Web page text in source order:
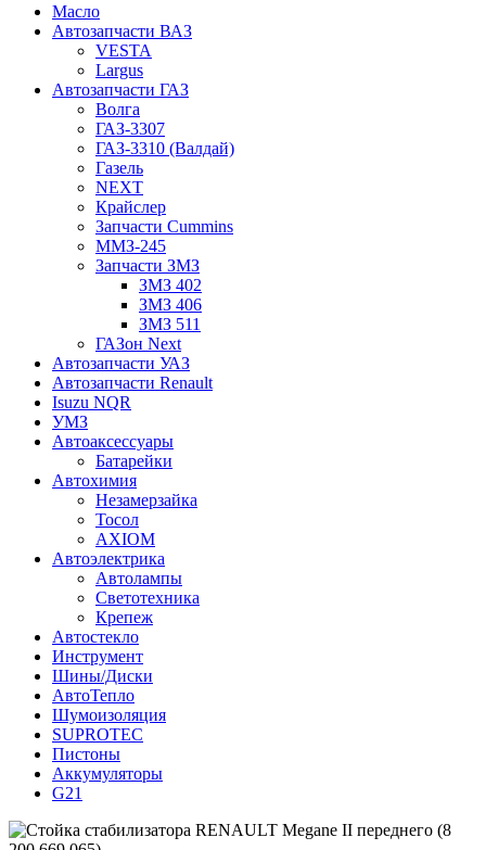
Масло
Автозапчасти ВАЗ
VESTA
Largus
Автозапчасти ГАЗ
Волга
ГАЗ-3307
ГАЗ-3310 (Валдай)
Газель
NEXT
Крайслер
Запчасти Cummins
ММЗ-245
Запчасти ЗМЗ
ЗМЗ 402
ЗМЗ 406
ЗМЗ 511
ГАЗон Next
Автозапчасти УАЗ
Автозапчасти Renault
Isuzu NQR
УМЗ
Автоаксессуары
Батарейки
Автохимия
Незамерзайка
Тосол
AXIOM
Автоэлектрика
Автолампы
Светотехника
Крепеж
Автостекло
Инструмент
Шины/Диски
АвтоТепло
Шумоизоляция
SUPROTEC
Пистоны
Аккумуляторы
G21